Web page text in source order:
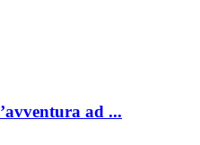
ad ...